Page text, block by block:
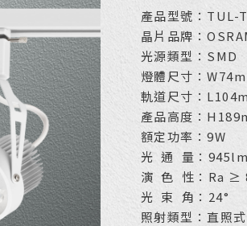
產品型號：TUL-
晶片品牌：
光源類型：SMD
燈體尺寸：
軌道尺寸：
產品高度：
額定功率：9W
光 通 量：945lm
演 色 性：Ra ≥
光 束 角：24°
照射類型：直照式